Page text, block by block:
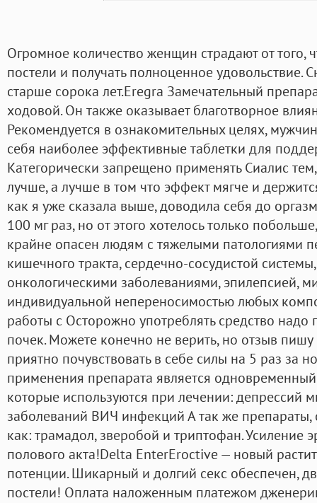
Огромное количество женщин страдают от того,
постели и получать полноценное удовольствие.
старше сорока лет.Eregra Замечательный
ходовой. Он также оказывает благотворное
Рекомендуется в ознакомительных целях,
себя наиболее эффективные таблетки для
Категорически запрещено применять Сиалис
лучше, а лучше в том что эффект мягче и
как я уже сказала выше, доводила себя до
100 мг раз, но от этого хотелось только
крайне опасен людям с тяжелыми патологиями
кишечного тракта, сердечно-сосудистой
онкологическими заболеваниями, эпилепсией,
индивидуальной непереносимостью любых
работы с Осторожно употреблять средство
почек. Можете конечно не верить, но отзыв
приятно почувствовать в себе силы на 5 раз за
применения препарата является
которые используются при лечении: депрессий
заболеваний ВИЧ инфекций А так же
как: трамадол, зверобой и триптофан. Усиление
полового акта!Delta EnterEroctive — новый
потенции. Шикарный и долгий секс обеспечен,
постели! Оплата наложенным платежом